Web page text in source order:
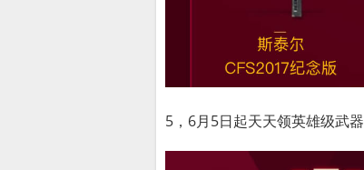
5，6月5日起天天领英雄级武器